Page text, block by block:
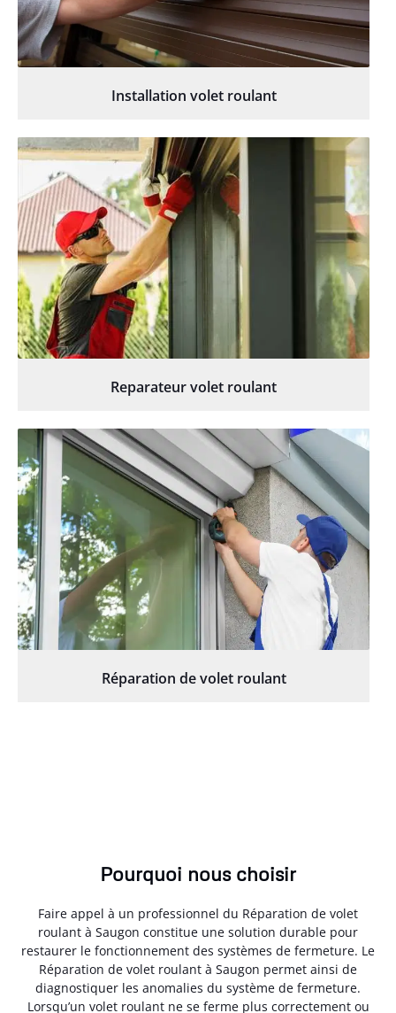
Installation volet roulant
Reparateur volet roulant
Réparation de volet roulant
Pourquoi nous choisir
Faire appel à un professionnel du Réparation de volet
roulant à Saugon constitue une solution durable pour
restaurer le fonctionnement des systèmes de fermeture. Le
Réparation de volet roulant à Saugon permet ainsi de
diagnostiquer les anomalies du système de fermeture.
Lorsqu’un volet roulant ne se ferme plus correctement ou